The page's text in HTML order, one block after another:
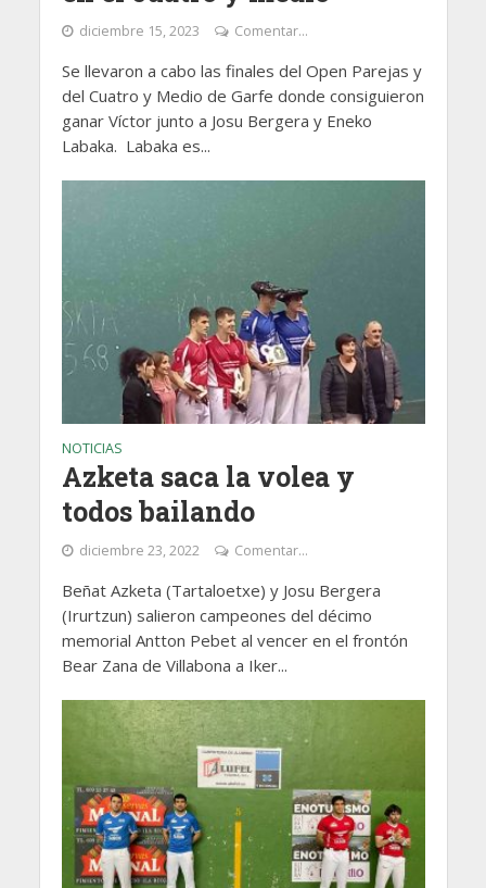
diciembre 15, 2023 Comentar...
Se llevaron a cabo las finales del Open Parejas y
del Cuatro y Medio de Garfe donde consiguieron
ganar Víctor junto a Josu Bergera y Eneko
Labaka. Labaka es...
NOTICIAS
Azketa saca la volea y
todos bailando
diciembre 23, 2022 Comentar...
Beñat Azketa (Tartaloetxe) y Josu Bergera
(Irurtzun) salieron campeones del décimo
memorial Antton Pebet al vencer en el frontón
Bear Zana de Villabona a Iker...